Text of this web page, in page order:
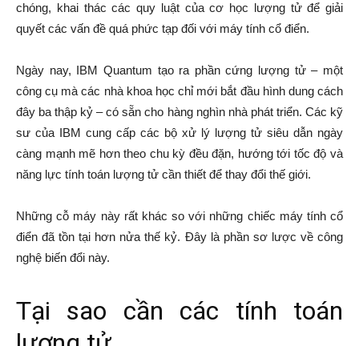
chóng, khai thác các quy luật của cơ học lượng tử để giải
quyết các vấn đề quá phức tạp đối với máy tính cổ điển.
Ngày nay, IBM Quantum tạo ra phần cứng lượng tử – một
công cụ mà các nhà khoa học chỉ mới bắt đầu hình dung cách
đây ba thập kỷ – có sẵn cho hàng nghìn nhà phát triển. Các kỹ
sư của IBM cung cấp các bộ xử lý lượng tử siêu dẫn ngày
càng mạnh mẽ hơn theo chu kỳ đều đặn, hướng tới tốc độ và
năng lực tính toán lượng tử cần thiết để thay đổi thế giới.
Những cỗ máy này rất khác so với những chiếc máy tính cổ
điển đã tồn tại hơn nửa thế kỷ. Đây là phần sơ lược về công
nghệ biến đổi này.
Tại sao cần các tính toán